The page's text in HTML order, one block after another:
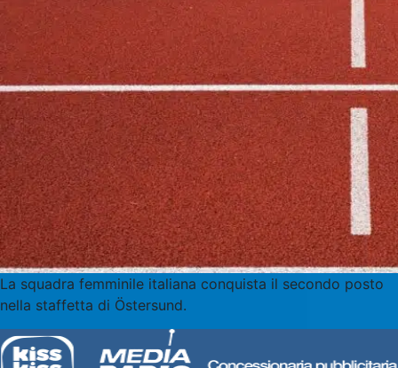
La squadra femminile italiana conquista il secondo posto
nella staffetta di Östersund.